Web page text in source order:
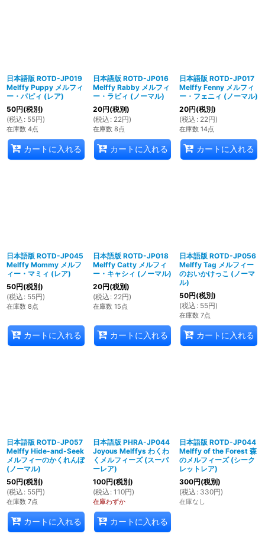
日本語版 ROTD-JP019
Melffy Puppy メルフィ
ー・パピィ (レア)
50円(税別)
(税込 : 55円)
在庫数 4点
カートに入れる
日本語版 ROTD-JP016
Melffy Rabby メルフィ
ー・ラビィ (ノーマル)
20円(税別)
(税込 : 22円)
在庫数 8点
カートに入れる
日本語版 ROTD-JP017
Melffy Fenny メルフィ
ー・フェニィ (ノーマル)
20円(税別)
(税込 : 22円)
在庫数 14点
カートに入れる
日本語版 ROTD-JP045
Melffy Mommy メルフ
ィー・マミィ (レア)
50円(税別)
(税込 : 55円)
在庫数 8点
カートに入れる
日本語版 ROTD-JP018
Melffy Catty メルフィ
ー・キャシィ (ノーマル)
20円(税別)
(税込 : 22円)
在庫数 15点
カートに入れる
日本語版 ROTD-JP056
Melffy Tag メルフィー
のおいかけっこ (ノーマ
ル)
50円(税別)
(税込 : 55円)
在庫数 7点
カートに入れる
日本語版 ROTD-JP057
Melffy Hide-and-Seek
メルフィーのかくれんぼ
(ノーマル)
50円(税別)
(税込 : 55円)
在庫数 7点
カートに入れる
日本語版 PHRA-JP044
Joyous Melffys わくわ
くメルフィーズ (スーパ
ーレア)
100円(税別)
(税込 : 110円)
在庫わずか
カートに入れる
日本語版 ROTD-JP044
Melffy of the Forest 森
のメルフィーズ (シーク
レットレア)
300円(税別)
(税込 : 330円)
在庫なし